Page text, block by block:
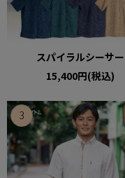
スパイラルシーサー
15,400円(税込)